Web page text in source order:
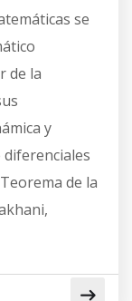
se
de la
y
de la